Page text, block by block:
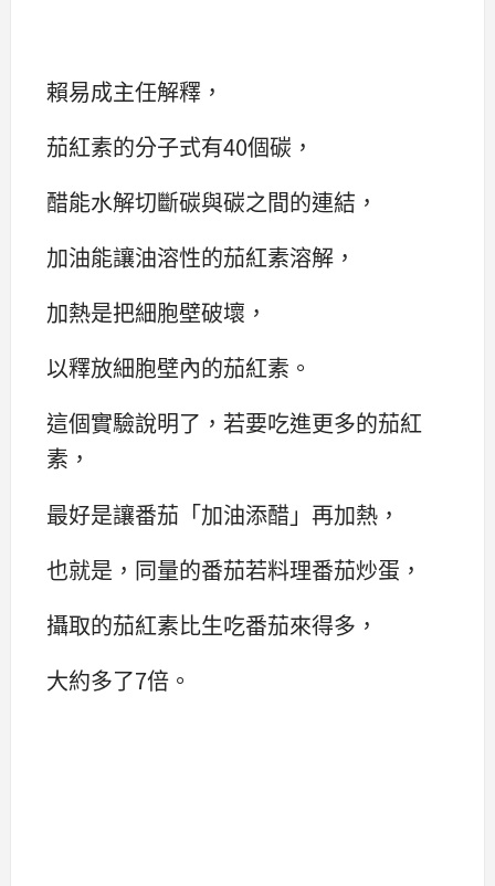
賴易成主任解釋，
茄紅素的分子式有40個碳，
醋能水解切斷碳與碳之間的連結，
加油能讓油溶性的茄紅素溶解，
加熱是把細胞壁破壞，
以釋放細胞壁內的茄紅素。
這個實驗說明了，若要吃進更多的茄紅
素，
最好是讓番茄「加油添醋」再加熱，
也就是，同量的番茄若料理番茄炒蛋，
攝取的茄紅素比生吃番茄來得多，
大約多了7倍。